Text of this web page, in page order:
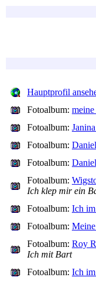
Hauptprofil
Fotoalbum: meine
Fotoalbum:
Fotoalbum:
Fotoalbum:
Fotoalbum:
Ich klep mir ein
Fotoalbum: Ich
Fotoalbum:
Fotoalbum: Roy
Ich mit Bart
Fotoalbum: Ich